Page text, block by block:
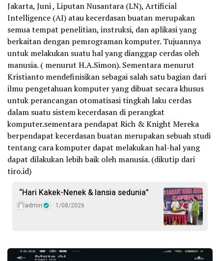
Jakarta, Juni , Liputan Nusantara (LN), Artificial
Intelligence (AI) atau kecerdasan buatan merupakan
semua tempat penelitian, instruksi, dan aplikasi yang
berkaitan dengan pemrograman komputer. Tujuannya
untuk melakukan suatu hal yang dianggap cerdas oleh
manusia. ( menurut H.A.Simon). Sementara menurut
Kristianto mendefinisikan sebagai salah satu bagian dari
ilmu pengetahuan komputer yang dibuat secara khusus
untuk perancangan otomatisasi tingkah laku cerdas
dalam suatu sistem kecerdasan di perangkat
komputer.sementara pendapat Rich & Knight Mereka
berpendapat kecerdasan buatan merupakan sebuah studi
tentang cara komputer dapat melakukan hal-hal yang
dapat dilakukan lebih baik oleh manusia. (dikutip dari
tiro.id)
“Hari Kakek-Nenek & lansia sedunia”
admin 1/08/2026